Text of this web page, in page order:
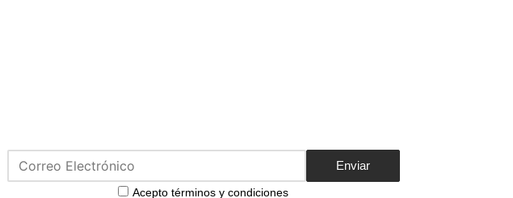
Enviar
Acepto términos y condiciones